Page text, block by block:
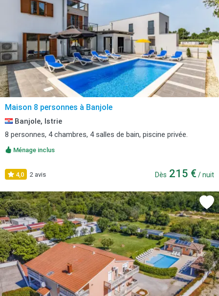
Maison 8 personnes à Banjole
Banjole, Istrie
8 personnes, 4 chambres, 4 salles de bain, piscine privée.
Ménage inclus
4,0 2 avis Dès 215 € / nuit